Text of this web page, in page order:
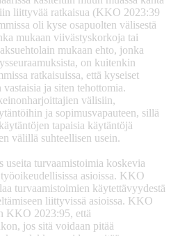
liittyvää ratkaisua (KKO 2023:39
oli kyse osapuolten välisestä
mukaan viivästyskorkoja tai
mukaan ehto, jonka
on kuitenkin
ratkaisuissa, että kyseiset
ja siten tehottomia.
välisiin,
ja sopimusvapauteen, sillä
tapaisia käytäntöjä
välillä suhteellisen usein.
turvaamistoimia koskevia
asioissa. KKO
turvaamistoimien käytettävyydestä
liittyvissä asioissa. KKO
KKO 2023:95, että
jos sitä voidaan pitää